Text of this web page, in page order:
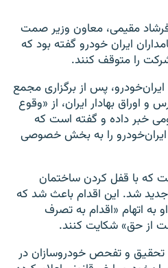
فرشاد مقیمی، معاون وزیر صمت
ایران خودرو گفته بود که
را متوقف کنند.
پس از برگزاری مجمع
و اوراق بهادار ایران، از «وقوع
خبر داده و گفته است که
ایران‌خودرو را به بخش خصوصی
که با قفل کردن ساختمان
جدید شد. این اقدام باعث شد که
به اتهام «اقدام به تصرف
از حق» شکایت کنند.
و تفحص خودروسازان در